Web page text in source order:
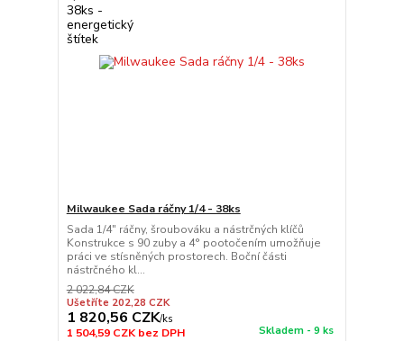
Milwaukee Sada ráčny 1/4 - 38ks
Sada 1/4" ráčny, šroubováku a nástrčných klíčů
Konstrukce s 90 zuby a 4° pootočením umožňuje
práci ve stísněných prostorech. Boční části
nástrčného kl...
2 022,84 CZK
Ušetříte 202,28 CZK
1 820,56 CZK/ks
1 504,59 CZKbez DPH Skladem - 9 ks